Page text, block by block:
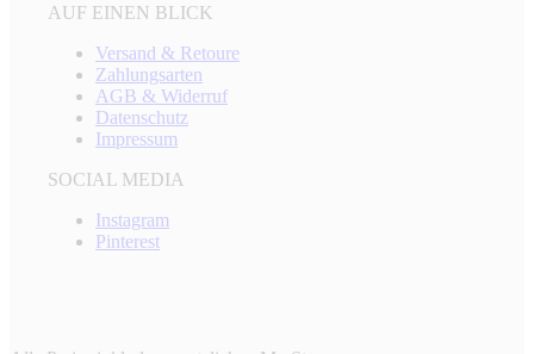
AUF EINEN BLICK
Versand & Retoure
Zahlungsarten
AGB & Widerruf
Datenschutz
Impressum
SOCIAL MEDIA
Instagram
Pinterest